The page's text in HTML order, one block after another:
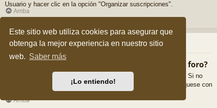
Este sitio web utiliza cookies para asegurar que
obtenga la mejor experiencia en nuestro sitio
web. Saber más
¡Lo entiendo!
Usuario y hacer clic en la opción "Organizar suscripciones".
Arriba
Archivos Adjuntos
¿Qué archivos adjuntos son permitidos en este foro?
Cada foro puede permitir o no ciertos tipos de archivos adjuntos. Si no
está seguro de que tipos de archivos se pueden cargar, comuníquese con
La Administración para obtener más información.
Arriba